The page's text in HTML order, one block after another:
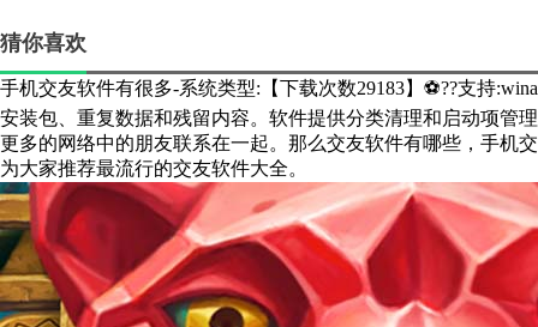
猜你喜欢
手机交友软件有很多-系统类型:【下载次数29183】⚽??支持
安装包、重复数据和残留内容。软件提供分类清理和启动项管
更多的网络中的朋友联系在一起。那么交友软件有哪些，手机
为大家推荐最流行的交友软件大全。